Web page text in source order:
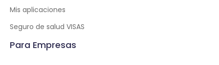
Mis aplicaciones
Seguro de salud VISAS
Para Empresas